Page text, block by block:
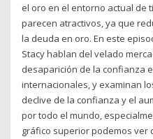
el oro en el entorno actual de
parecen atractivos, ya que
la deuda en oro. En este
Stacy hablan del velado
desaparición de la confianza
internacionales, y examinan
declive de la confianza y el
por todo el mundo,
gráfico superior podemos ver